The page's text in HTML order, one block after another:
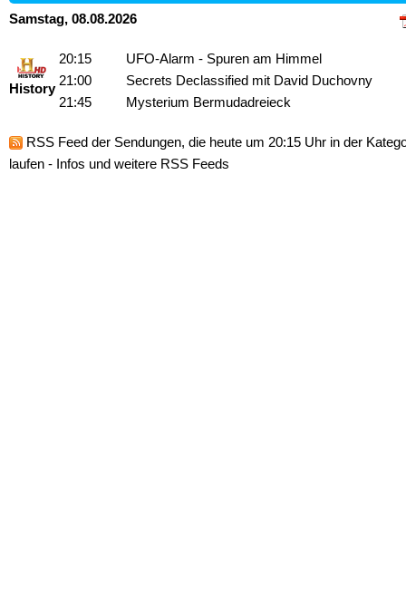
Samstag, 08.08.2026
History
20:15
UFO-Alarm - Spuren am Himmel
21:00
Secrets Declassified mit David Duchovny
21:45
Mysterium Bermudadreieck
RSS Feed der Sendungen, die heute um 20:15 Uhr in der
laufen - Infos und weitere RSS Feeds